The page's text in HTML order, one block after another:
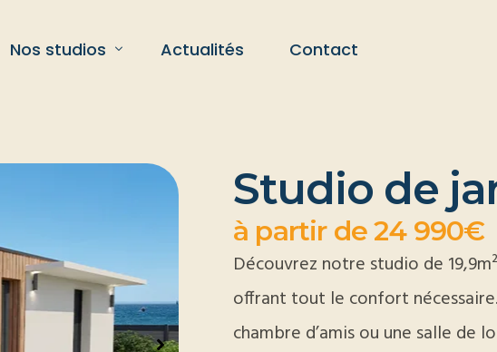
Nos studios
Studio de jardin 34m²
Actualités Contact
Studio de
à partir de 24 990€
Découvrez notre studio de
offrant tout le confort
chambre d’amis ou une salle de